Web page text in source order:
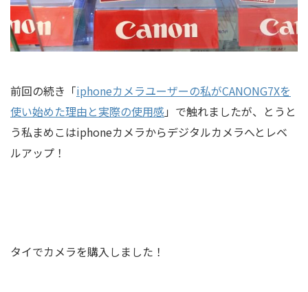
検索
前回の続き「iphoneカメラユーザーの私がCANONG7Xを
使い始めた理由と実際の使用感」で触れましたが、とうと
う私まめこはiphoneカメラからデジタルカメラへとレベ
ルアップ！
タイでカメラを購入しました！